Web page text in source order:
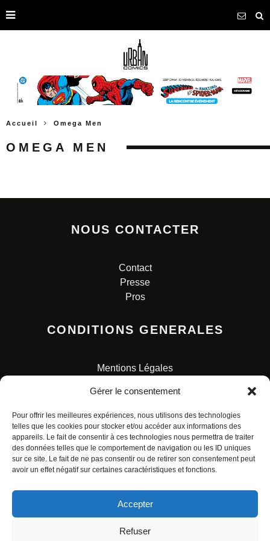
Gérer le consentement
Pour offrir les meilleures expériences, nous utilisons des technologies
telles que les cookies pour stocker et/ou accéder aux informations des
appareils. Le fait de consentir à ces technologies nous permettra de traiter
des données telles que le comportement de navigation ou les ID uniques
sur ce site. Le fait de ne pas consentir ou de retirer son consentement peut
avoir un effet négatif sur certaines caractéristiques et fonctions.
Accepter
Refuser
Accueil Omega Men
OMEGA MEN
NOUS CONTACTER
Contact
Presse
Pros
CONDITIONS GENERALES
Mentions Légales
Charte pour la protection des données personnelles
© ALL RIGHTS RESERVED. URBAN COMICS POUR LES